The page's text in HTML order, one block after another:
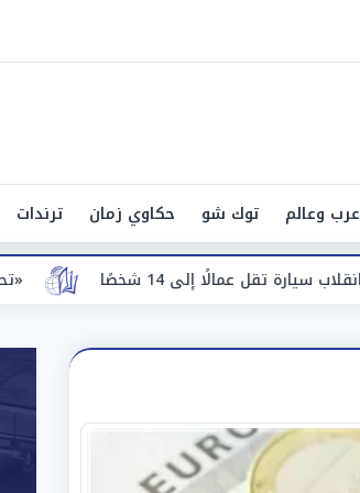
عرب وعالم توك شو حكاوي زمان ترندات
«تحرك عاجل».. وزير العمل